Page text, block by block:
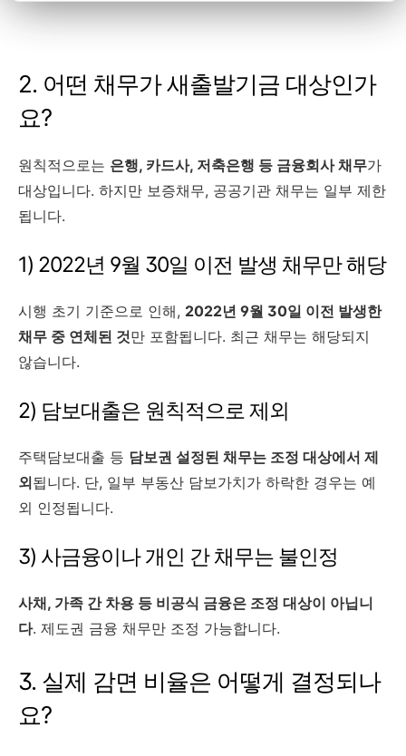
2. 어떤 채무가 새출발기금 대상인가
요?
원칙적으로는 은행, 카드사, 저축은행 등 금융회사 채무가
대상입니다. 하지만 보증채무, 공공기관 채무는 일부 제한
됩니다.
1) 2022년 9월 30일 이전 발생 채무만 해당
시행 초기 기준으로 인해, 2022년 9월 30일 이전 발생한
채무 중 연체된 것만 포함됩니다. 최근 채무는 해당되지
않습니다.
2) 담보대출은 원칙적으로 제외
주택담보대출 등 담보권 설정된 채무는 조정 대상에서 제
외됩니다. 단, 일부 부동산 담보가치가 하락한 경우는 예
외 인정됩니다.
3) 사금융이나 개인 간 채무는 불인정
사채, 가족 간 차용 등 비공식 금융은 조정 대상이 아닙니
다. 제도권 금융 채무만 조정 가능합니다.
3. 실제 감면 비율은 어떻게 결정되나
요?